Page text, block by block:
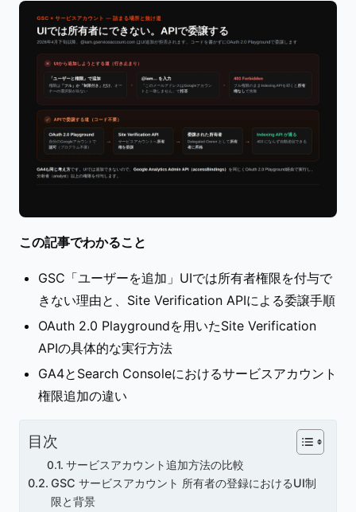
この記事でわかること
GSC「ユーザーを追加」UIでは所有者権限を付与で
きない理由と、Site Verification APIによる委譲手順
OAuth 2.0 Playgroundを用いたSite Verification
APIの具体的な実行方法
GA4とSearch Consoleにおけるサービスアカウント
権限追加の違い
目次
サービスアカウント追加方法の比較
GSC サービスアカウント 所有者の登録におけるUI制
限と背景